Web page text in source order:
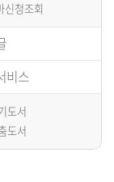
신청조회
비스
도서
도서